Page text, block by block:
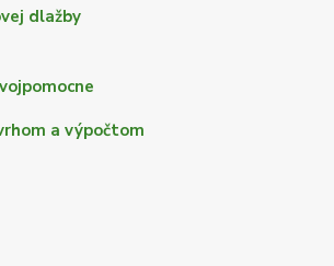
dlažby
a výpočtom